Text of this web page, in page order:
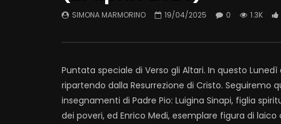
SIMONA MARMORINO 19/04/2025 0 1.3K
Puntata speciale di Verso gli Altari. In questo
ripartendo dalla Resurrezione di Cristo. Seguiremo
insegnamenti di Padre Pio: Luigina Sinapi, figlia
dei poveri, ed Enrico Medi, esemplare figura di